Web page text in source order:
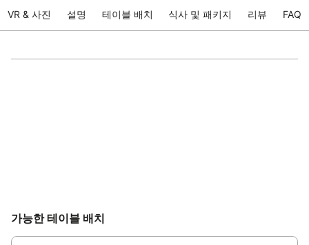
VR & 사진 설명 테이블 배치 식사 및 패키지 리뷰 FAQ
가능한 테이블 배치